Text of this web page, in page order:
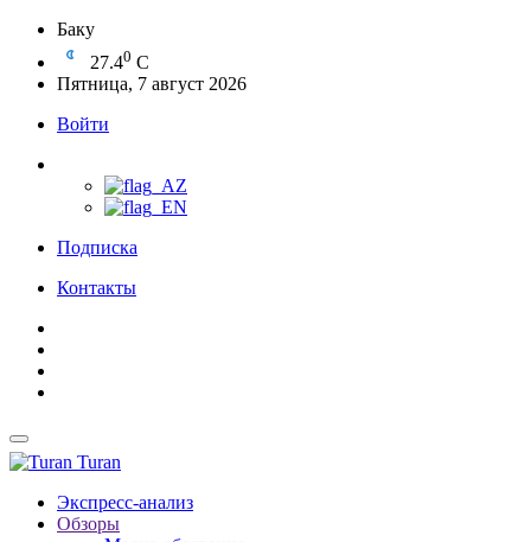
Баку
27.40 C
Пятница, 7 август 2026
Войти
Подписка
Контакты
Turan
Экспресс-анализ
Обзоры